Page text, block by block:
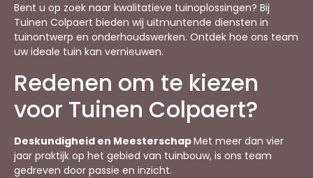
Bent u op zoek naar kwalitatieve tuinoplossingen? Bij
Tuinen Colpaert bieden wij uitmuntende diensten in
tuinontwerp en onderhoudswerken. Ontdek hoe ons team
uw ideale tuin kan vernieuwen.
Redenen om te kiezen
voor Tuinen Colpaert?
Deskundigheid en MeesterschapMet meer dan vier
jaar praktijk op het gebied van tuinbouw, is ons team
gedreven door passie en inzicht.